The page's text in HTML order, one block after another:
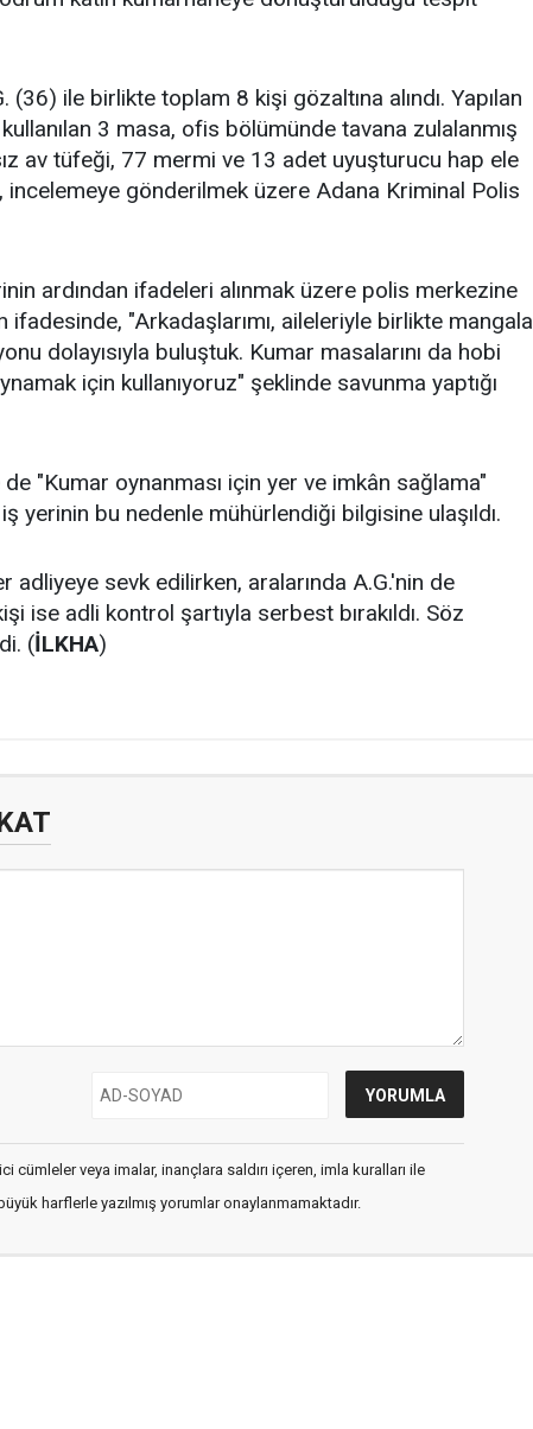
ile birlikte toplam 8 kişi gözaltına alındı. Yapılan
3 masa, ofis bölümünde tavana zulalanmış
av tüfeği, 77 mermi ve 13 adet uyuşturucu hap ele
incelemeye gönderilmek üzere Adana Kriminal Polis
ardından ifadeleri alınmak üzere polis merkezine
"Arkadaşlarımı, aileleriyle birlikte mangala
dolayısıyla buluştuk. Kumar masalarını da hobi
için kullanıyoruz" şeklinde savunma yaptığı
"Kumar oynanması için yer ve imkân sağlama"
yerinin bu nedenle mühürlendiği bilgisine ulaşıldı.
adliyeye sevk edilirken, aralarında A.G.'nin de
ise adli kontrol şartıyla serbest bırakıldı. Söz
(İLKHA)
cümleler veya imalar, inançlara saldırı içeren, imla kuralları ile
harflerle yazılmış yorumlar onaylanmamaktadır.